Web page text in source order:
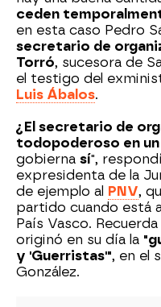
ceden
en esta caso Pedro
secretario de
Torró, sucesora de
el testigo del
Luis Ábalos.
¿El secretario de
todopoderoso en
gobierna sí",
expresidenta de la
de ejemplo al PNV,
partido cuando está
País Vasco.
originó en su día la
y 'Guerristas'", en el
González.